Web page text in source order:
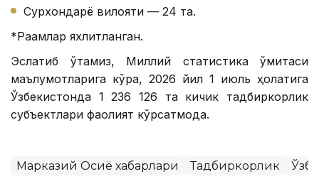
Сурхондарё вилояти — 24 та.
*Рақамлар яхлитланган.
Эслатиб ўтамиз, Миллий статистика қўмитаси
маълумотларига кўра, 2026 йил 1 июль ҳолатига
Ўзбекистонда 1 236 126 та кичик тадбиркорлик
субъектлари фаолият кўрсатмоқда.
Марказий Осиё хабарлари Тадбиркорлик